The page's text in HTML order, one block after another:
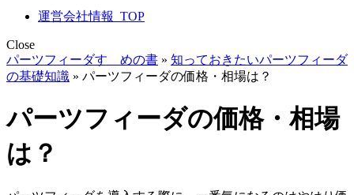
運営会社情報_TOP
Close
パーツフィーダすゝめの書 » 知っておきたいパーツフィーダ
の基礎知識 » パーツフィーダの価格・相場は？
パーツフィーダの価格・相場
は？